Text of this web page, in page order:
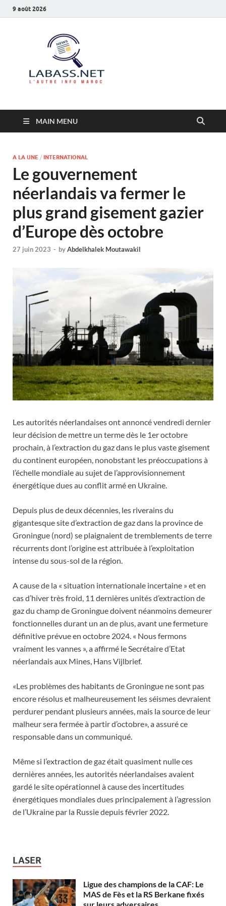
9 août 2026
MAIN MENU
A LA UNE / INTERNATIONAL
Le gouvernement
néerlandais va fermer le
plus grand gisement gazier
d’Europe dès octobre
27 juin 2023 - byAbdelkhalek Moutawakil
Les autorités néerlandaises ont annoncé vendredi dernier
leur décision de mettre un terme dès le 1er octobre
prochain, à l’extraction du gaz dans le plus vaste gisement
du continent européen, nonobstant les préoccupations à
l’échelle mondiale au sujet de l’approvisionnement
énergétique dues au conflit armé en Ukraine.
Depuis plus de deux décennies, les riverains du
gigantesque site d’extraction de gaz dans la province de
Groningue (nord) se plaignaient de tremblements de terre
récurrents dont l’origine est attribuée à l’exploitation
intense du sous-sol de la région.
A cause de la « situation internationale incertaine » et en
cas d’hiver très froid, 11 dernières unités d’extraction de
gaz du champ de Groningue doivent néanmoins demeurer
fonctionnelles durant un an de plus, avant une fermeture
définitive prévue en octobre 2024. « Nous fermons
vraiment les vannes », a affirmé le Secrétaire d’Etat
néerlandais aux Mines, Hans Vijlbrief.
«Les problèmes des habitants de Groningue ne sont pas
encore résolus et malheureusement les séismes devraient
perdurer pendant plusieurs années, mais la source de leur
malheur sera fermée à partir d’octobre», a assuré ce
responsable dans un communiqué.
Même si l’extraction de gaz était quasiment nulle ces
dernières années, les autorités néerlandaises avaient
gardé le site opérationnel à cause des incertitudes
énergétiques mondiales dues principalement à l’agression
de l’Ukraine par la Russie depuis février 2022.
LASER
Ligue des champions de la CAF: Le
MAS de Fès et la RS Berkane fixés
sur leurs adversaires